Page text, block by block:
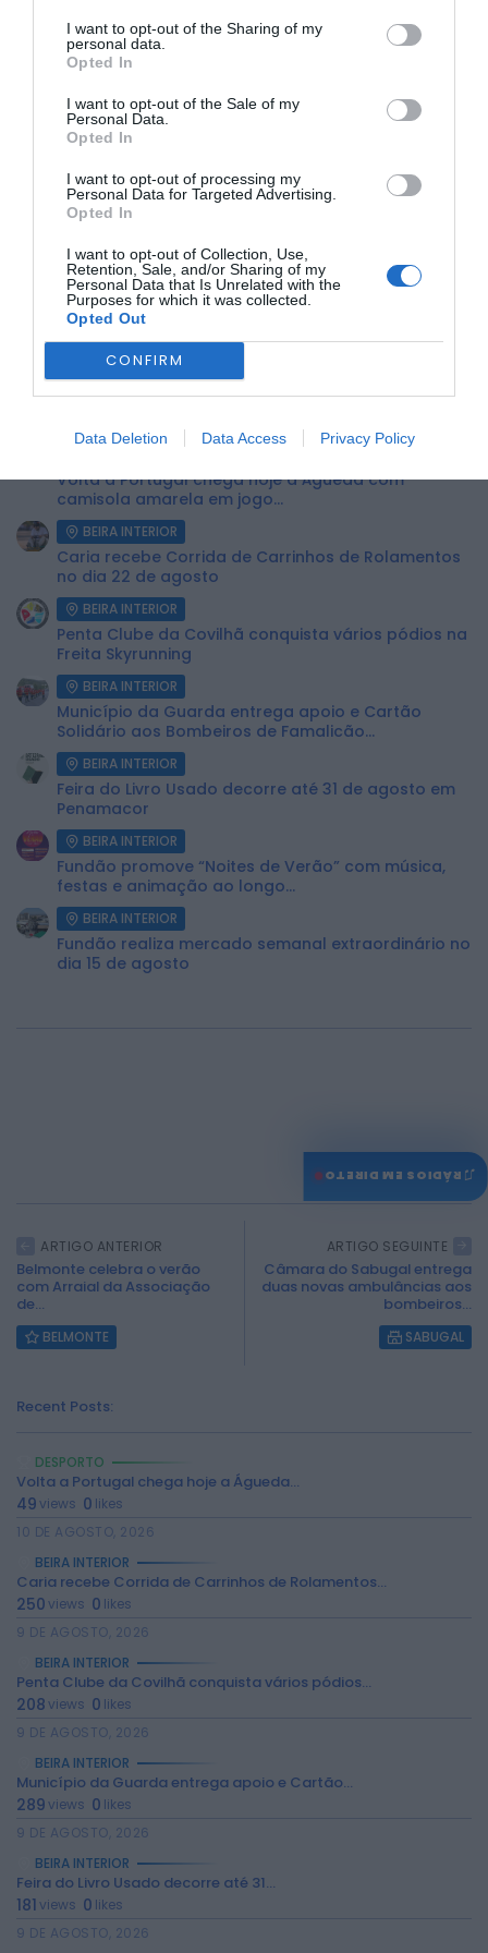
I want to opt-out of the Sharing of my
personal data.
Opted In
I want to opt-out of the Sale of my
Personal Data.
Opted In
I want to opt-out of processing my
Personal Data for Targeted Advertising.
Opted In
I want to opt-out of Collection, Use,
Retention, Sale, and/or Sharing of my
Personal Data that Is Unrelated with the
Purposes for which it was collected.
Opted Out
CONFIRM
Data Deletion Data Access Privacy Policy
2026 Rádio Caria. Todos os direitos
e inovação.
picadeiroopensounds.com
Os bilhetes estão à venda online em3cket.com , noPosto
de Turismo do Fundão, n’A Moagem – Cidade do
Engenho e das Artes
Fundão.
ÚLTIMA HORA:
Volta a Portugal chega hoje a Águeda com
camisola amarela em jogo...
BEIRA INTERIOR
Caria recebe Corrida de Carrinhos de Rolamentos
no dia 22 de agosto
BEIRA INTERIOR
Penta Clube da Covilhã conquista vários pódios na
Freita Skyrunning
BEIRA INTERIOR
Município da Guarda entrega apoio e Cartão
Solidário aos Bombeiros de Famalicão...
BEIRA INTERIOR
Feira do Livro Usado decorre até 31 de agosto em
Penamacor
BEIRA INTERIOR
Fundão promove “Noites de Verão” com música,
festas e animação ao longo...
BEIRA INTERIOR
Fundão realiza mercado semanal extraordinário no
dia 15 de agosto
0
ARTIGO ANTERIOR
Belmonte celebra o verão
com Arraial da Associação
de...
BELMONTE
ARTIGO SEGUINTE
Câmara do Sabugal entrega
duas novas ambulâncias aos
bombeiros...
SABUGAL
Recent Posts:
DESPORTO
Volta a Portugal chega hoje a Águeda...
49views 0 likes
10 DE AGOSTO, 2026
BEIRA INTERIOR
Caria recebe Corrida de Carrinhos de Rolamentos...
250views 0 likes
9 DE AGOSTO, 2026
BEIRA INTERIOR
Penta Clube da Covilhã conquista vários pódios...
208views 0 likes
9 DE AGOSTO, 2026
BEIRA INTERIOR
Município da Guarda entrega apoio e Cartão...
289views 0 likes
9 DE AGOSTO, 2026
BEIRA INTERIOR
Feira do Livro Usado decorre até 31...
181views 0 likes
9 DE AGOSTO, 2026
♫
RÁDIOS EM DIRETO